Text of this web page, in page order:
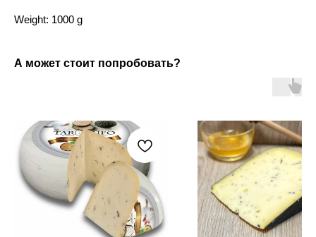
Weight: 1000 g
А может стоит попробовать?